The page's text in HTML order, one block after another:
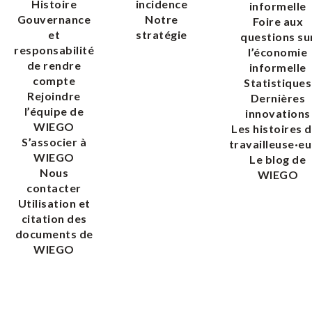
Histoire
Gouvernance
et
responsabilité
de rendre
compte
Rejoindre
l’équipe de
WIEGO
S’associer à
WIEGO
Nous
contacter
Utilisation et
citation des
documents de
WIEGO
incidence
Notre
stratégie
informelle
Foire aux
questions
l’économie
informelle
Statistiques
Dernières
innovations
Les histoires
Le blog de
WIEGO